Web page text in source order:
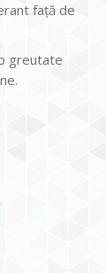
față de
greutate